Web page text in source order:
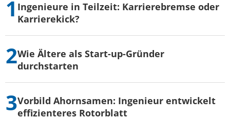
Ingenieure in Teilzeit: Karrierebremse oder
Karrierekick?
Wie Ältere als Start-up-Gründer
durchstarten
Vorbild Ahornsamen: Ingenieur entwickelt
effizienteres Rotorblatt